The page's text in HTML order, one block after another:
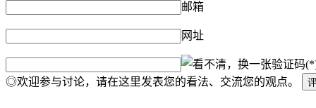
邮箱
网址
验证码
◎欢迎参与讨论，请在这里发表您的看法、交流您的观点。